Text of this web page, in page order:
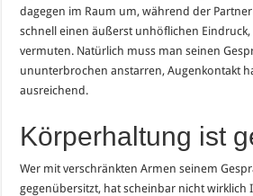
dagegen im Raum um, während der
schnell einen äußerst unhöflichen Eindruck,
vermuten. Natürlich muss man seinen
ununterbrochen anstarren, Augenkontakt
ausreichend.
Körperhaltung ist
Wer mit verschränkten Armen seinem
gegenübersitzt, hat scheinbar nicht wirklich